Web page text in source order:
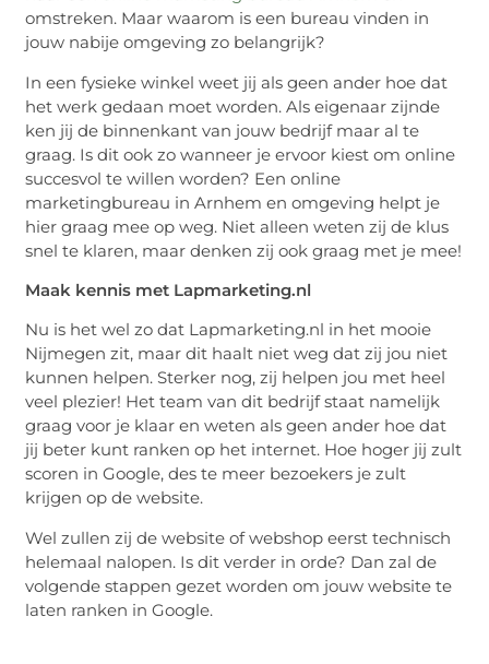
omstreken. Maar waarom is een bureau vinden in
jouw nabije omgeving zo belangrijk?
In een fysieke winkel weet jij als geen ander hoe dat
het werk gedaan moet worden. Als eigenaar zijnde
ken jij de binnenkant van jouw bedrijf maar al te
graag. Is dit ook zo wanneer je ervoor kiest om online
succesvol te willen worden? Een online
marketingbureau in Arnhem en omgeving helpt je
hier graag mee op weg. Niet alleen weten zij de klus
snel te klaren, maar denken zij ook graag met je mee!
Maak kennis met Lapmarketing.nl
Nu is het wel zo dat Lapmarketing.nl in het mooie
Nijmegen zit, maar dit haalt niet weg dat zij jou niet
kunnen helpen. Sterker nog, zij helpen jou met heel
veel plezier! Het team van dit bedrijf staat namelijk
graag voor je klaar en weten als geen ander hoe dat
jij beter kunt ranken op het internet. Hoe hoger jij zult
scoren in Google, des te meer bezoekers je zult
krijgen op de website.
Wel zullen zij de website of webshop eerst technisch
helemaal nalopen. Is dit verder in orde? Dan zal de
volgende stappen gezet worden om jouw website te
laten ranken in Google.